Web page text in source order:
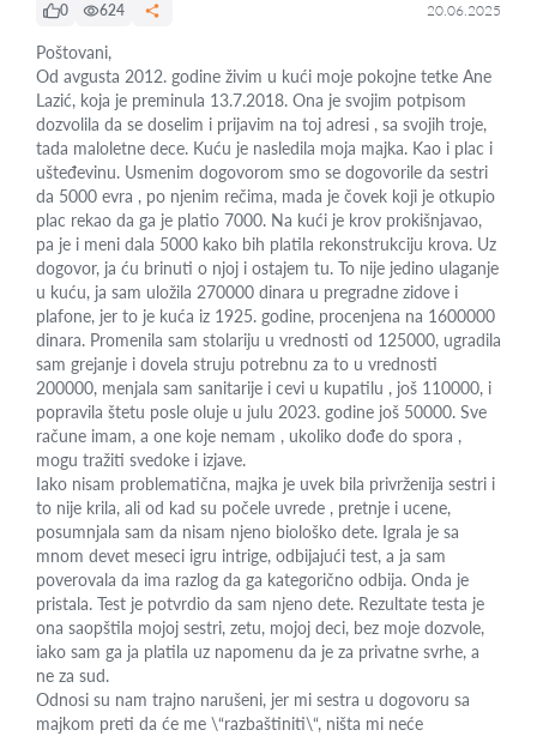
0 624 20.06.2025
Poštovani,
Od avgusta 2012. godine živim u kući moje pokojne tetke Ane
Lazić, koja je preminula 13.7.2018. Ona je svojim potpisom
dozvolila da se doselim i prijavim na toj adresi , sa svojih troje,
tada maloletne dece. Kuću je nasledila moja majka. Kao i plac i
ušteđevinu. Usmenim dogovorom smo se dogovorile da sestri
da 5000 evra , po njenim rečima, mada je čovek koji je otkupio
plac rekao da ga je platio 7000. Na kući je krov prokišnjavao,
pa je i meni dala 5000 kako bih platila rekonstrukciju krova. Uz
dogovor, ja ću brinuti o njoj i ostajem tu. To nije jedino ulaganje
u kuću, ja sam uložila 270000 dinara u pregradne zidove i
plafone, jer to je kuća iz 1925. godine, procenjena na 1600000
dinara. Promenila sam stolariju u vrednosti od 125000, ugradila
sam grejanje i dovela struju potrebnu za to u vrednosti
200000, menjala sam sanitarije i cevi u kupatilu , još 110000, i
popravila štetu posle oluje u julu 2023. godine još 50000. Sve
račune imam, a one koje nemam , ukoliko dođe do spora ,
mogu tražiti svedoke i izjave.
Iako nisam problematična, majka je uvek bila privrženija sestri i
to nije krila, ali od kad su počele uvrede , pretnje i ucene,
posumnjala sam da nisam njeno biološko dete. Igrala je sa
mnom devet meseci igru intrige, odbijajući test, a ja sam
poverovala da ima razlog da ga kategorično odbija. Onda je
pristala. Test je potvrdio da sam njeno dete. Rezultate testa je
ona saopštila mojoj sestri, zetu, mojoj deci, bez moje dozvole,
iako sam ga ja platila uz napomenu da je za privatne svrhe, a
ne za sud.
Odnosi su nam trajno narušeni, jer mi sestra u dogovoru sa
majkom preti da će me \“razbaštiniti\“, ništa mi neće